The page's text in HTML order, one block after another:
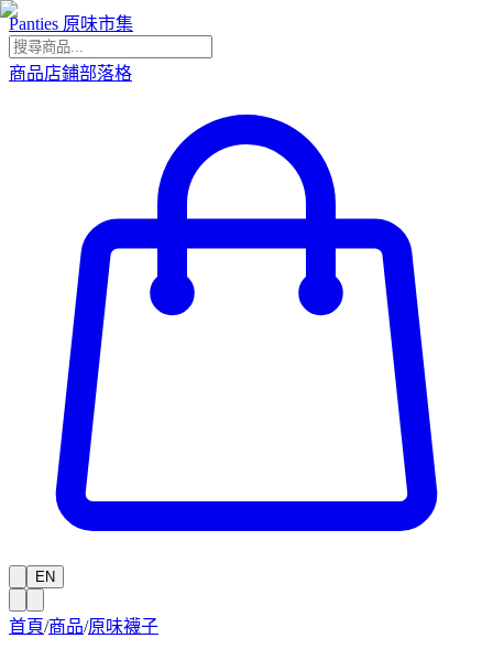
Panties 原味市集
商品店鋪部落格
EN
首頁/商品/原味襪子